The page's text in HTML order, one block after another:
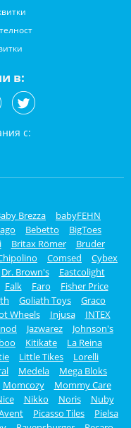
в:
с:
Brezza
babyFEHN
Bebetto
BigToes
Britax Römer
Bruder
Comsed
Cybex
Dr. Brown's
Eastcolight
Falk Faro
Fisher Price
Goliath Toys
Graco
Wheels Injusa
INTEX
Jazwarez
Johnson's
Kitikate
La Reina
Little Tikes
Lorelli
Medela
Mega Bloks
Momcozy
Mommy Care
Nikko Noris
Nuby
Picasso Tiles
Pielsa